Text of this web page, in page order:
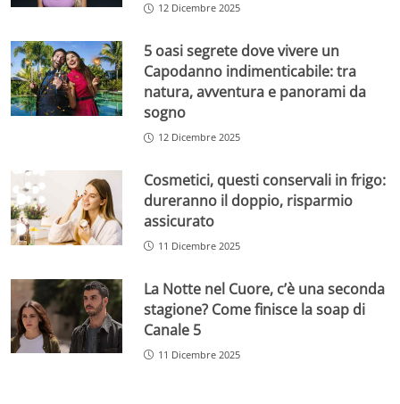
12 Dicembre 2025
5 oasi segrete dove vivere un
Capodanno indimenticabile: tra
natura, avventura e panorami da
sogno
12 Dicembre 2025
Cosmetici, questi conservali in frigo:
dureranno il doppio, risparmio
assicurato
11 Dicembre 2025
La Notte nel Cuore, c’è una seconda
stagione? Come finisce la soap di
Canale 5
11 Dicembre 2025